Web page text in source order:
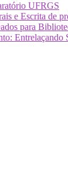
UFRGS
e Escrita de
para
Entrelaçando